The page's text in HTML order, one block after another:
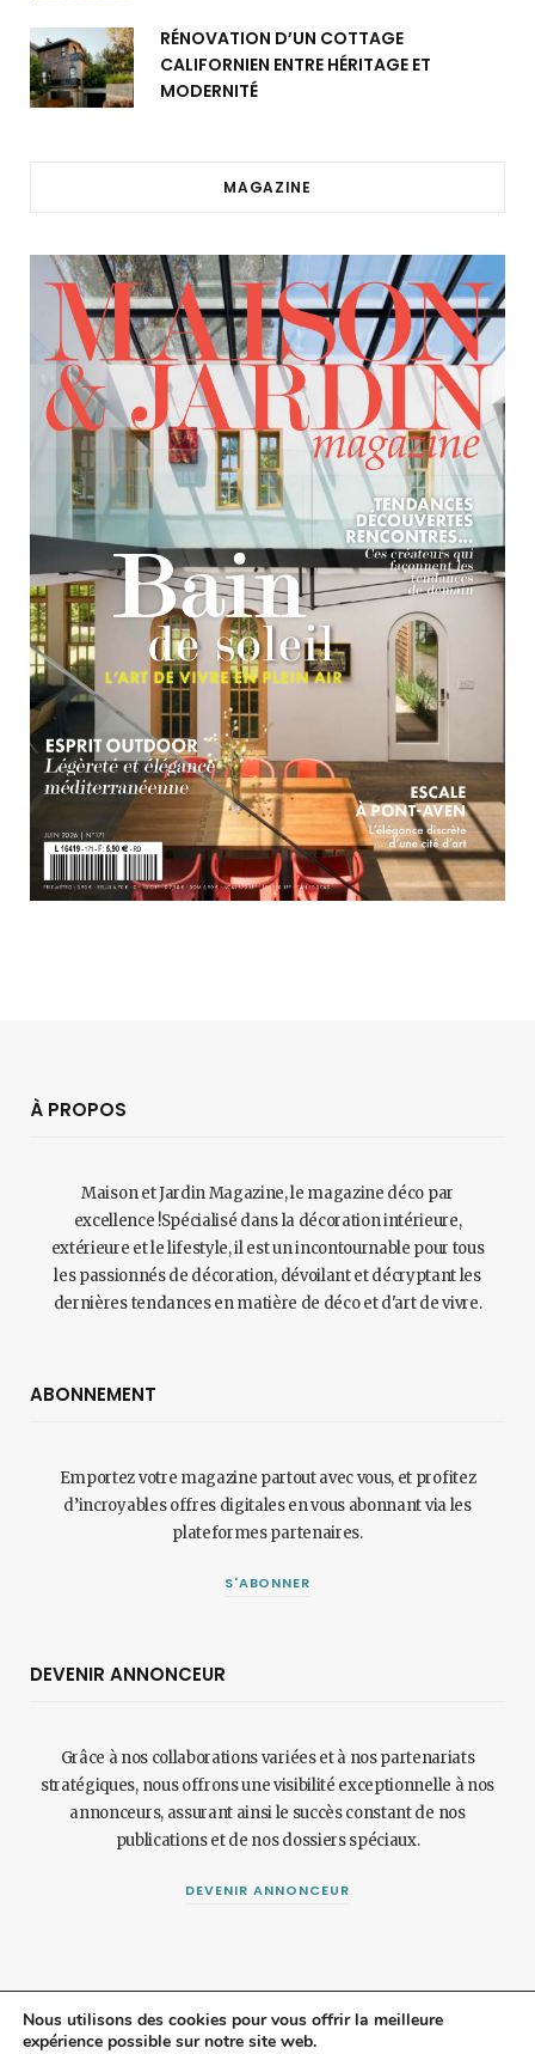
RÉNOVATION D’UN COTTAGE
CALIFORNIEN ENTRE HÉRITAGE ET
MODERNITÉ
MAGAZINE
À PROPOS
Maison et Jardin Magazine, le magazine déco par
excellence !Spécialisé dans la décoration intérieure,
extérieure et le lifestyle, il est un incontournable pour tous
les passionnés de décoration, dévoilant et décryptant les
dernières tendances en matière de déco et d'art de vivre.
ABONNEMENT
Emportez votre magazine partout avec vous, et profitez
d’incroyables offres digitales en vous abonnant via les
plateformes partenaires.
S'ABONNER
DEVENIR ANNONCEUR
Grâce à nos collaborations variées et à nos partenariats
stratégiques, nous offrons une visibilité exceptionnelle à nos
annonceurs, assurant ainsi le succès constant de nos
publications et de nos dossiers spéciaux.
DEVENIR ANNONCEUR
Nous utilisons des cookies pour vous offrir la meilleure
expérience possible sur notre site web.